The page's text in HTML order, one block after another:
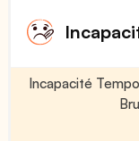
Incapacité